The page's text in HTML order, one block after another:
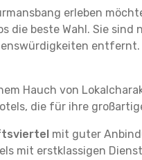
erleben
die beste Wahl. Sie
Hauch von
die für ihre
mit guter
mit erstklassigen